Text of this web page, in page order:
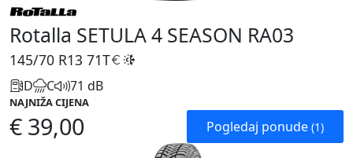
Rotalla SETULA 4 SEASON RA03
145/70 R13 71T
D C 71 dB
NAJNIŽA CIJENA
€ 39,00 Pogledaj ponude (1)